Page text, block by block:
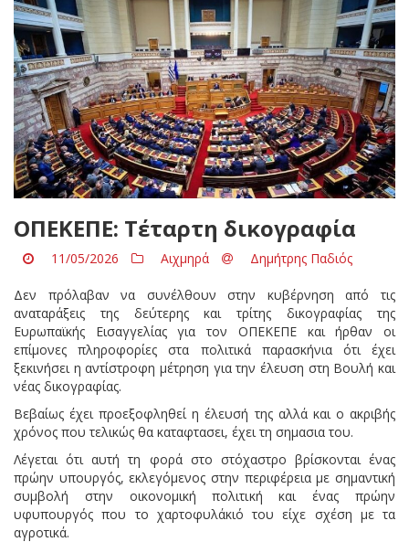
ΟΠΕΚΕΠΕ: Τέταρτη δικογραφία
11/05/2026 Αιχμηρά Δημήτρης Παδιός
Δεν πρόλαβαν να συνέλθουν στην κυβέρνηση από τις
αναταράξεις της δεύτερης και τρίτης δικογραφίας της
Ευρωπαϊκής Εισαγγελίας για τον ΟΠΕΚΕΠΕ και ήρθαν οι
επίμονες πληροφορίες στα πολιτικά παρασκήνια ότι έχει
ξεκινήσει η αντίστροφη μέτρηση για την έλευση στη Βουλή και
νέας δικογραφίας.
Βεβαίως έχει προεξοφληθεί η έλευσή της αλλά και ο ακριβής
χρόνος που τελικώς θα καταφτασει, έχει τη σημασια του.
Λέγεται ότι αυτή τη φορά στο στόχαστρο βρίσκονται ένας
πρώην υπουργός, εκλεγόμενος στην περιφέρεια με σημαντική
συμβολή στην οικονομική πολιτική και ένας πρώην
υφυπουργός που το χαρτοφυλάκιό του είχε σχέση με τα
αγροτικά.